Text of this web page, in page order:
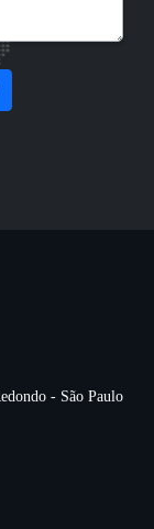
- São Paulo